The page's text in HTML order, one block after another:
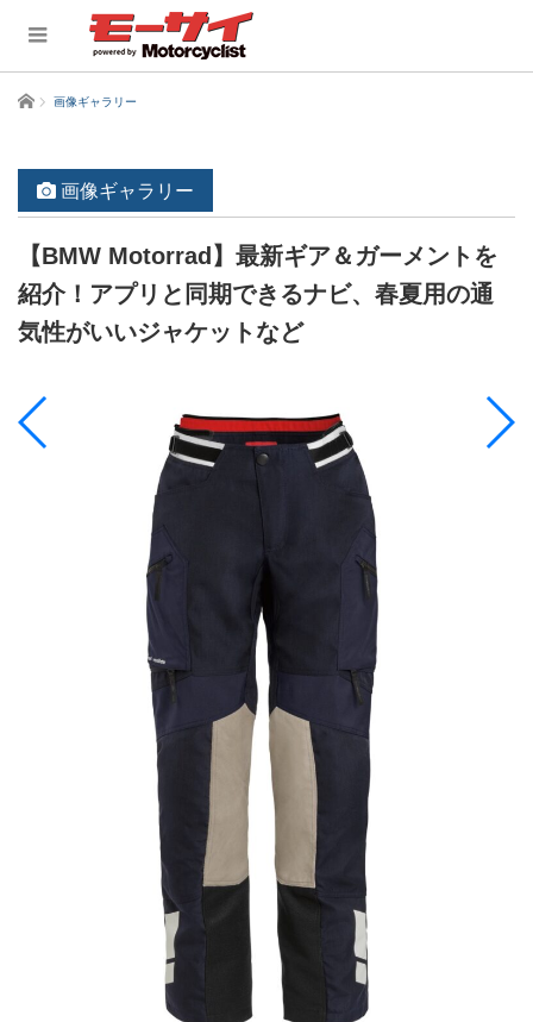
ホーム 画像ギャラリー
画像ギャラリー
【BMW Motorrad】最新ギア＆ガーメントを
紹介！アプリと同期できるナビ、春夏用の通
気性がいいジャケットなど